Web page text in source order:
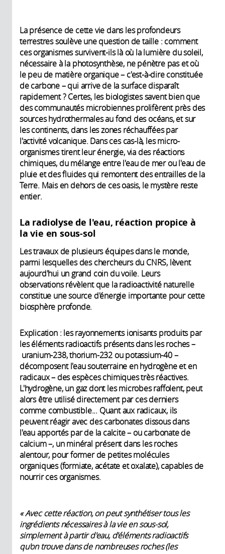
La présence de cette vie dans les profondeurs
terrestres soulève une question de taille : comment
ces organismes survivent-ils là où la lumière du soleil,
nécessaire à la photosynthèse, ne pénètre pas et où
le peu de matière organique – c'est-à-dire constituée
de carbone – qui arrive de la surface disparaît
rapidement ? Certes, les biologistes savent bien que
des communautés microbiennes prolifèrent près des
sources hydrothermales au fond des océans, et sur
les continents, dans les zones réchauffées par
l'activité volcanique. Dans ces cas-là, les micro-
organismes tirent leur énergie, via des réactions
chimiques, du mélange entre l'eau de mer ou l'eau de
pluie et des fluides qui remontent des entrailles de la
Terre. Mais en dehors de ces oasis, le mystère reste
entier.
La radiolyse de l'eau, réaction propice à
la vie en sous-sol
Les travaux de plusieurs équipes dans le monde,
parmi lesquelles des chercheurs du CNRS, lèvent
aujourd'hui un grand coin du voile. Leurs
observations révèlent que la radioactivité naturelle
constitue une source d'énergie importante pour cette
biosphère profonde.
Explication : les rayonnements ionisants produits par
les éléments radioactifs présents dans les roches –
uranium-238, thorium-232 ou potassium-40 –
décomposent l'eau souterraine en hydrogène et en
radicaux – des espèces chimiques très réactives.
L'hydrogène, un gaz dont les microbes raffolent, peut
alors être utilisé directement par ces derniers
comme combustible... Quant aux radicaux, ils
peuvent réagir avec des carbonates dissous dans
l'eau apportés par de la calcite – ou carbonate de
calcium –, un minéral présent dans les roches
alentour, pour former de petites molécules
organiques (formiate, acétate et oxalate), capables de
nourrir ces organismes.
« Avec cette réaction, on peut synthétiser tous les
ingrédients nécessaires à la vie en sous-sol,
simplement à partir d'eau, d'éléments radioactifs
qu'on trouve dans de nombreuses roches (les